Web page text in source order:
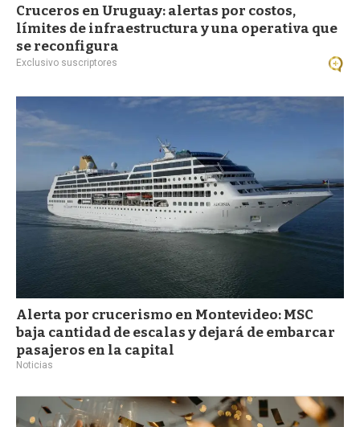
Cruceros en Uruguay: alertas por costos,
límites de infraestructura y una operativa que
se reconfigura
Exclusivo suscriptores
Alerta por crucerismo en Montevideo: MSC
baja cantidad de escalas y dejará de embarcar
pasajeros en la capital
Noticias